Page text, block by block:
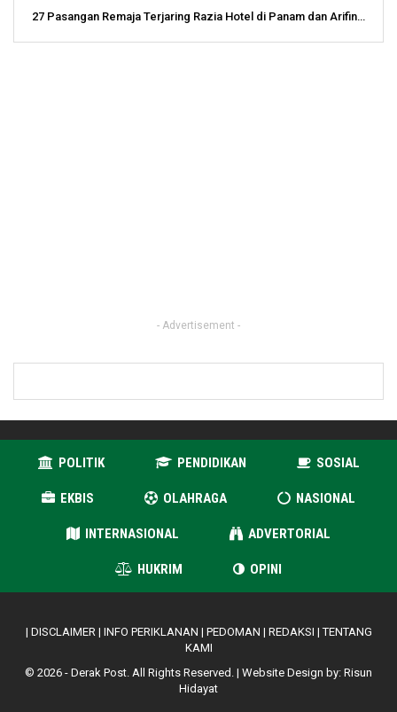
27 Pasangan Remaja Terjaring Razia Hotel di Panam dan Arifin…
- Advertisement -
POLITIK PENDIDIKAN SOSIAL
EKBIS OLAHRAGA NASIONAL
INTERNASIONAL ADVERTORIAL
HUKRIM OPINI
| DISCLAIMER| INFO PERIKLANAN | PEDOMAN | REDAKSI |TENTANG
KAMI
© 2026 - Derak Post. All Rights Reserved. | Website Design by: Risun
Hidayat